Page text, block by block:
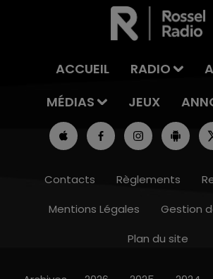
10h00 - 14h00
ACCUEIL RADIO
MÉDIAS
JEUX
Contacts Règlements
Mentions Légales
Gestion
Plan du site